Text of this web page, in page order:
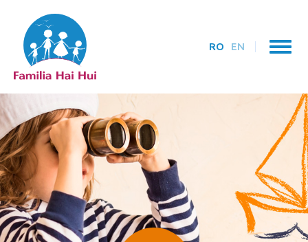
RO EN